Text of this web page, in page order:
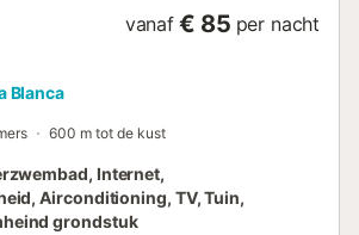
vanaf € 85 per nacht
Blanca
600 m tot de kust
Internet,
Airconditioning, TV, Tuin,
grondstuk